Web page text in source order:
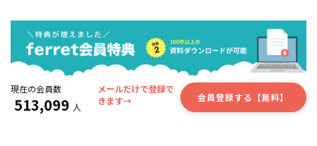
現在の会員数
513,099 人
メールだけで登録で
きます→
会員登録する【無料】